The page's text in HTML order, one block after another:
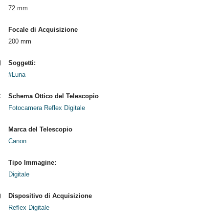
72 mm
Focale di Acquisizione
200 mm
Soggetti:
#Luna
Schema Ottico del Telescopio
Fotocamera Reflex Digitale
Marca del Telescopio
Canon
Tipo Immagine:
Digitale
Dispositivo di Acquisizione
Reflex Digitale